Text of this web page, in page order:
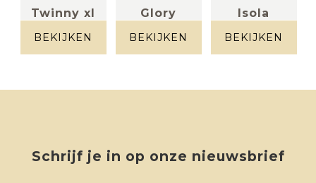
Twinny xl
noten +
metaal
BEKIJKEN
Glory
noten + HPL
BEKIJKEN
Isola
BEKIJKEN
Schrijf je in op onze nieuwsbrief